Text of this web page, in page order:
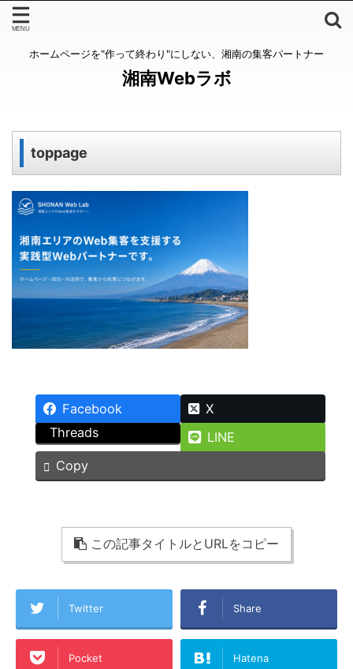
ホームページを"作って終わり"にしない、湘南の集客パートナー
湘南Webラボ
toppage
Facebook
X
Threads
LINE
Copy
この記事タイトルとURLをコピー
Twitter Share
Pocket Hatena